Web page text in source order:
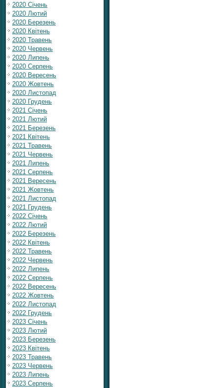
2020 Січень
2020 Лютий
2020 Березень
2020 Квітень
2020 Травень
2020 Червень
2020 Липень
2020 Серпень
2020 Вересень
2020 Жовтень
2020 Листопад
2020 Грудень
2021 Січень
2021 Лютий
2021 Березень
2021 Квітень
2021 Травень
2021 Червень
2021 Липень
2021 Серпень
2021 Вересень
2021 Жовтень
2021 Листопад
2021 Грудень
2022 Січень
2022 Лютий
2022 Березень
2022 Квітень
2022 Травень
2022 Червень
2022 Липень
2022 Серпень
2022 Вересень
2022 Жовтень
2022 Листопад
2022 Грудень
2023 Січень
2023 Лютий
2023 Березень
2023 Квітень
2023 Травень
2023 Червень
2023 Липень
2023 Серпень